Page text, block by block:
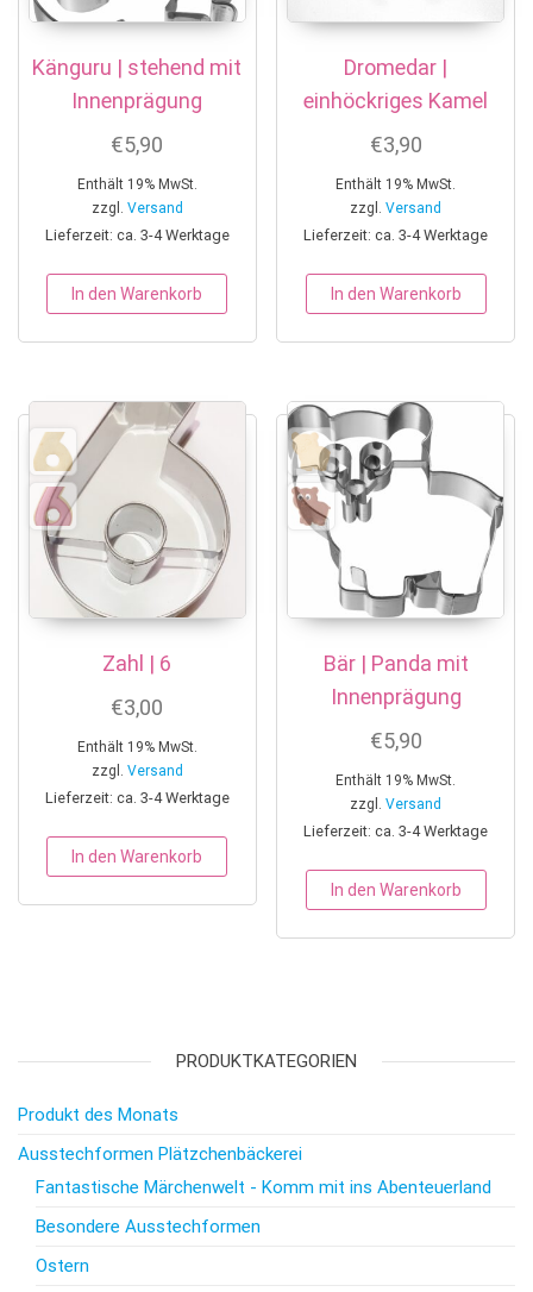
Känguru | stehend mit
Innenprägung
€5,90
Enthält 19% MwSt.
zzgl. Versand
Lieferzeit: ca. 3-4 Werktage
In den Warenkorb
Dromedar |
einhöckriges Kamel
€3,90
Enthält 19% MwSt.
zzgl.Versand
Lieferzeit: ca. 3-4 Werktage
In den Warenkorb
Zahl | 6
€3,00
Enthält 19% MwSt.
zzgl. Versand
Lieferzeit: ca. 3-4 Werktage
In den Warenkorb
Bär | Panda mit
Innenprägung
€5,90
Enthält 19% MwSt.
zzgl.Versand
Lieferzeit: ca. 3-4 Werktage
In den Warenkorb
PRODUKTKATEGORIEN
Produkt des Monats
Ausstechformen Plätzchenbäckerei
Fantastische Märchenwelt - Komm mit ins Abenteuerland
Besondere Ausstechformen
Ostern